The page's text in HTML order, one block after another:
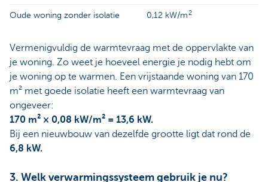
Oude woning zonder isolatie 0,12 kW/m2
Vermenigvuldig de warmtevraag met de oppervlakte van
je woning. Zo weet je hoeveel energie je nodig hebt om
je woning op te warmen. Een vrijstaande woning van 170
m² met goede isolatie heeft een warmtevraag van
ongeveer:
170 m² × 0,08 kW/m² = 13,6 kW.
Bij een nieuwbouw van dezelfde grootte ligt dat rond de
6,8 kW.
3. Welk verwarmingssysteem gebruik je nu?